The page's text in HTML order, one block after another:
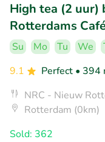
High tea (2 uur)
Rotterdams
Su Mo Tu We
9.1
Perfect • 394
NRC - Nieuw
Rotterdam (0km)
Sold: 362